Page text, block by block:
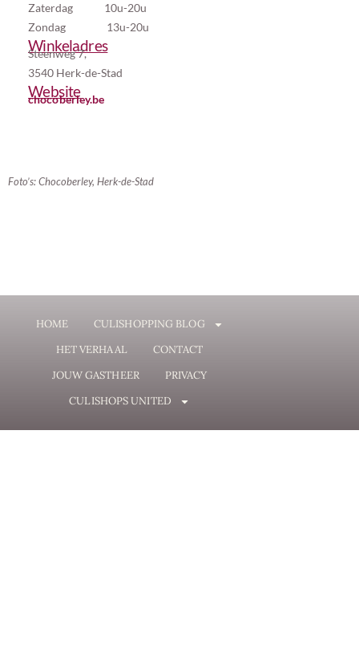
Zaterdag 10u-20u
Zondag 13u-20u
Winkeladres
Steenweg 7,
3540 Herk-de-Stad
Website
chocoberley.be
Foto’s: Chocoberley, Herk-de-Stad
HOME
CULISHOPPING BLOG
HET VERHAAL
CONTACT
JOUW GASTHEER
PRIVACY
CULISHOPS UNITED